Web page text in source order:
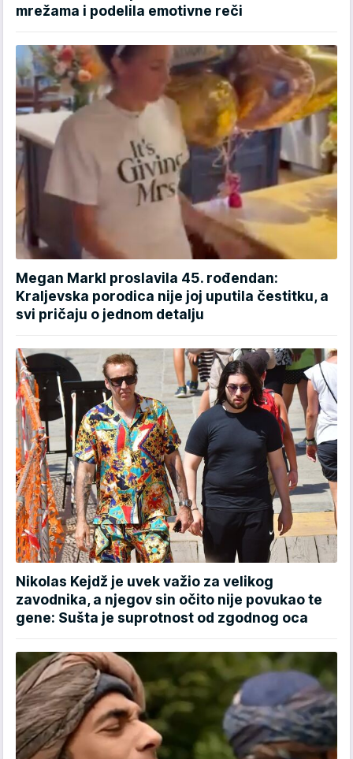
mrežama i podelila emotivne reči
Megan Markl proslavila 45. rođendan:
Kraljevska porodica nije joj uputila čestitku, a
svi pričaju o jednom detalju
Nikolas Kejdž je uvek važio za velikog
zavodnika, a njegov sin očito nije povukao te
gene: Sušta je suprotnost od zgodnog oca